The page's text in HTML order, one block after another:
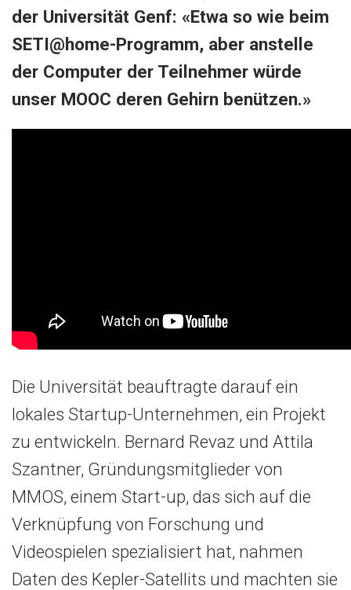
der Universität Genf: «Etwa so wie beim
SETI@home-Programm, aber anstelle
der Computer der Teilnehmer würde
unser MOOC deren Gehirn benützen.»
Die Universität beauftragte darauf ein
lokales Startup-Unternehmen, ein Projekt
zu entwickeln. Bernard Revaz und Attila
Szantner, Gründungsmitglieder von
MMOS, einem Start-up, das sich auf die
Verknüpfung von Forschung und
Videospielen spezialisiert hat, nahmen
Daten des Kepler-Satellits und machten sie